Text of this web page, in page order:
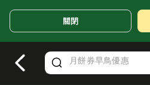
Valid Until 30 June 2026
關閉